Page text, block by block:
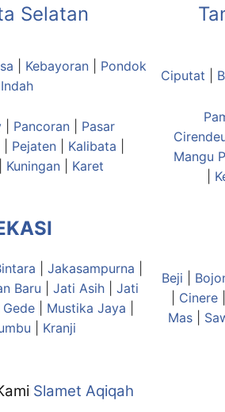
Selatan
Kebayoran
Pondok
Indah
Ciputat
Pancoran
Pasar
Pejaten Kalibata
Kuningan| Karet
Mangu
Jakasampurna
Baru Jati Asih| Jati
| Mustika Jaya
Kranji
Beji
Cinere
Mas|
Slamet Aqiqah